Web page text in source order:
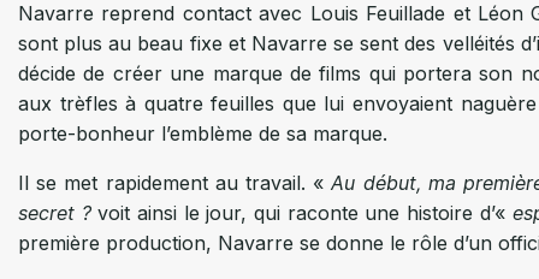
Navarre reprend contact avec Louis Feuillade et
sont plus au beau fixe et Navarre se sent des velléités
décide de créer une marque de films qui portera son
aux trèfles à quatre feuilles que lui envoyaient
porte-bonheur l’emblème de sa marque.
Il se met rapidement au travail. «Au début, ma
secret ?voit ainsi le jour, qui raconte une histoire d’«
première production, Navarre se donne le rôle d’un